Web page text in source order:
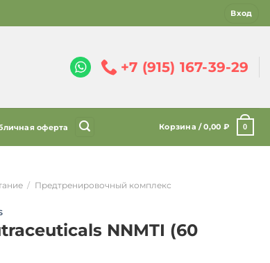
Вход
+7 (915) 167-39-29
оферта Корзина /0,00 ₽ 0
/ Предтренировочный комплекс
NNMTI (60